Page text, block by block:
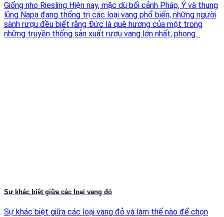
Giống nho Riesling Hiện nay, mặc dù bối cảnh Pháp, Ý và thung
lũng Napa đang thống trị các loại vang phổ biến, những người
sành rượu đều biết rằng Đức là quê hương của một trong
những truyền thống sản xuất rượu vang lớn nhất, phong...
Sự khác biệt giữa các loại vang đỏ
Sự khác biệt giữa các loại vang đỏ và làm thế nào để chọn